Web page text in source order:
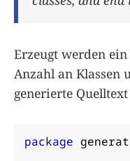
Erzeugt werden
Anzahl an Klassen
generierte
package